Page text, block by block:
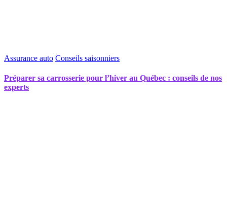
Assurance auto Conseils saisonniers
Préparer sa carrosserie pour l’hiver au Québec : conseils de nos
experts